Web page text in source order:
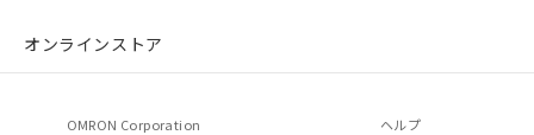
オンラインストア
OMRON Corporation ヘルプ